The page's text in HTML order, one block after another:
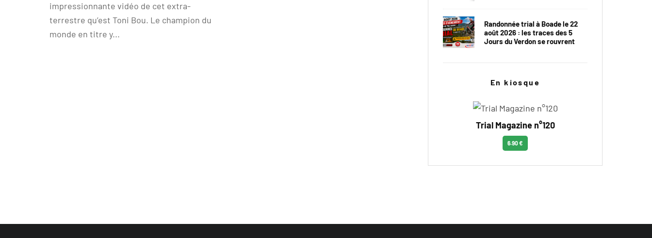
impressionnante vidéo de cet extra-
terrestre qu’est Toni Bou. Le champion du
monde en titre y...
Randonnée trial à Boade le 22
août 2026 : les traces des 5
Jours du Verdon se rouvrent
En kiosque
Trial Magazine n°120
6.90 €